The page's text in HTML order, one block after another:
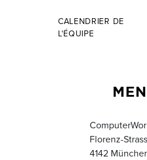
CALENDRIER DE
L'ÉQUIPE
Florenz-
4142